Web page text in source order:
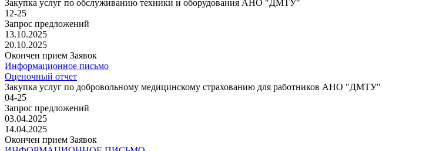
Закупка услуг по обслуживанию техники и оборудования АНО "ДМТУ"
12-25
Запрос предложений
13.10.2025
20.10.2025
Окончен прием Заявок
Информационное письмо
Оценочный отчет
Закупка услуг по добровольному медицинскому страхованию для работников АНО "ДМТУ"
04-25
Запрос предложений
03.04.2025
14.04.2025
Окончен прием Заявок